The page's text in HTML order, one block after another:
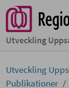
Utveckling
Utveckling
Publikationer